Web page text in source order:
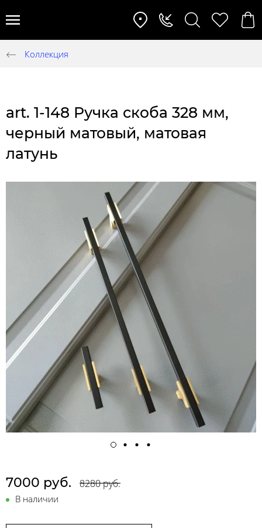
Коллекция
art. 1-148 Ручка скоба 328 мм,
черный матовый, матовая
латунь
7000 руб. 8280 руб.
В наличии